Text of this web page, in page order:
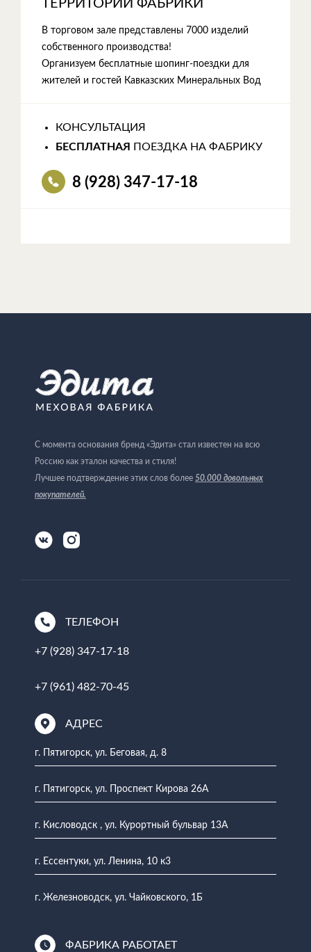
ТЕРРИТОРИИ ФАБРИКИ
В торговом зале представлены 7000 изделий
собственного производства!
Организуем бесплатные шопинг-поездки для
жителей и гостей Кавказских Минеральных Вод
КОНСУЛЬТАЦИЯ
БЕСПЛАТНАЯ
ПОЕЗДКА НА ФАБРИКУ
8 (928) 347-17-18
С момента основания бренд «Эдита» стал известен на всю
Россию как эталон качества и стиля!
Лучшее подтверждение этих слов более 50.000 довольных
покупателей.
ТЕЛЕФОН
+7 (928) 347-17-18
+7 (961) 482-70-45
АДРЕС
г. Пятигорск, ул. Беговая, д. 8
г. Пятигорск, ул. Проспект Кирова 26А
г. Кисловодск , ул. Курортный бульвар 13А
г. Ессентуки, ул. Ленина, 10 к3
г. Железноводск, ул. Чайковского, 1Б
ФАБРИКА РАБОТАЕТ